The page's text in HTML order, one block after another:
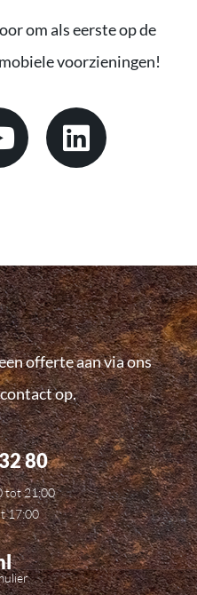
om als eerste op de
voorzieningen!
offerte aan via ons
op.
80
tot 21:00
17:00